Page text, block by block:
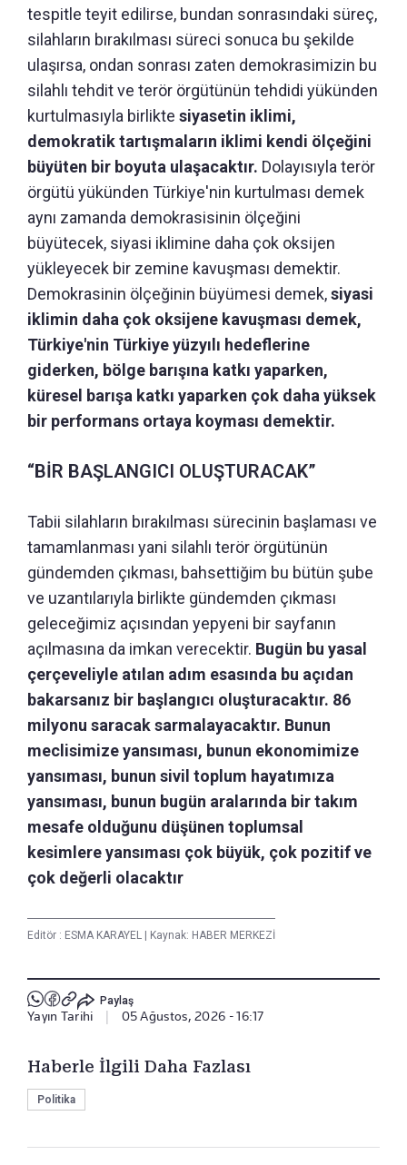
tespitle teyit edilirse, bundan sonrasındaki süreç,
silahların bırakılması süreci sonuca bu şekilde
ulaşırsa, ondan sonrası zaten demokrasimizin bu
silahlı tehdit ve terör örgütünün tehdidi yükünden
kurtulmasıyla birlikte siyasetin iklimi,
demokratik tartışmaların iklimi kendi ölçeğini
büyüten bir boyuta ulaşacaktır. Dolayısıyla terör
örgütü yükünden Türkiye'nin kurtulması demek
aynı zamanda demokrasisinin ölçeğini
büyütecek, siyasi iklimine daha çok oksijen
yükleyecek bir zemine kavuşması demektir.
Demokrasinin ölçeğinin büyümesi demek,siyasi
iklimin daha çok oksijene kavuşması demek,
Türkiye'nin Türkiye yüzyılı hedeflerine
giderken, bölge barışına katkı yaparken,
küresel barışa katkı yaparken çok daha yüksek
bir performans ortaya koyması demektir.
“BİR BAŞLANGICI OLUŞTURACAK”
Tabii silahların bırakılması sürecinin başlaması ve
tamamlanması yani silahlı terör örgütünün
gündemden çıkması, bahsettiğim bu bütün şube
ve uzantılarıyla birlikte gündemden çıkması
geleceğimiz açısından yepyeni bir sayfanın
açılmasına da imkan verecektir. Bugün bu yasal
çerçeveliyle atılan adım esasında bu açıdan
bakarsanız bir başlangıcı oluşturacaktır. 86
milyonu saracak sarmalayacaktır. Bunun
meclisimize yansıması, bunun ekonomimize
yansıması, bunun sivil toplum hayatımıza
yansıması, bunun bugün aralarında bir takım
mesafe olduğunu düşünen toplumsal
kesimlere yansıması çok büyük, çok pozitif ve
çok değerli olacaktır
Editör : ESMA KARAYEL Kaynak: HABER MERKEZİ
Paylaş
Yayın Tarihi 05 Ağustos, 2026 - 16:17
Haberle İlgili Daha Fazlası
Politika